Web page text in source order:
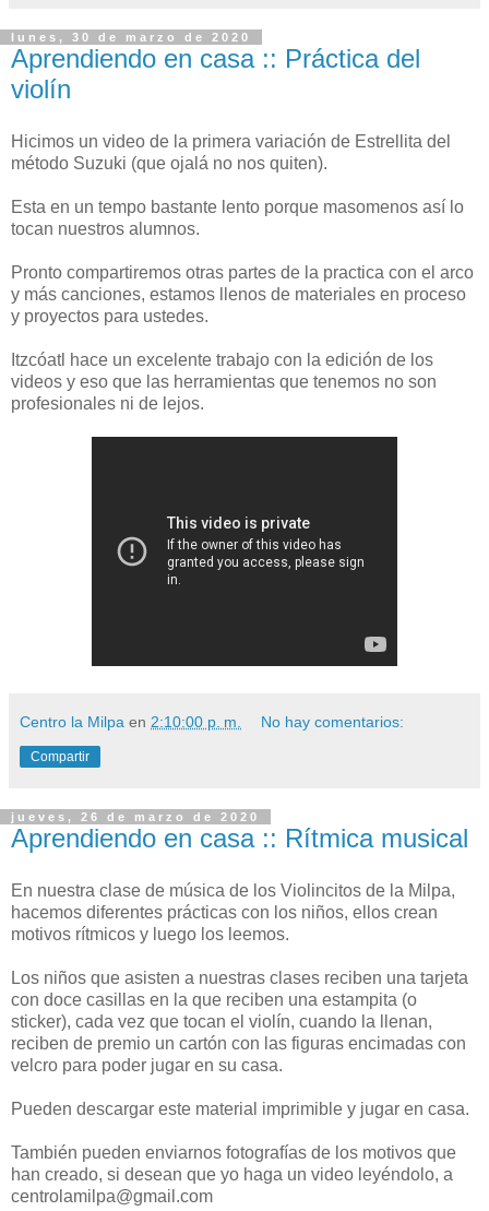
lunes, 30 de marzo de 2020
Aprendiendo en casa :: Práctica del
violín
Hicimos un video de la primera variación de Estrellita del
método Suzuki (que ojalá no nos quiten).
Esta en un tempo bastante lento porque masomenos así lo
tocan nuestros alumnos.
Pronto compartiremos otras partes de la practica con el arco
y más canciones, estamos llenos de materiales en proceso
y proyectos para ustedes.
Itzcóatl hace un excelente trabajo con la edición de los
videos y eso que las herramientas que tenemos no son
profesionales ni de lejos.
Centro la Milpa en 2:10:00 p. m. No hay comentarios:
Compartir
jueves, 26 de marzo de 2020
Aprendiendo en casa :: Rítmica musical
En nuestra clase de música de los Violincitos de la Milpa,
hacemos diferentes prácticas con los niños, ellos crean
motivos rítmicos y luego los leemos.
Los niños que asisten a nuestras clases reciben una tarjeta
con doce casillas en la que reciben una estampita (o
sticker), cada vez que tocan el violín, cuando la llenan,
reciben de premio un cartón con las figuras encimadas con
velcro para poder jugar en su casa.
Pueden descargar este material imprimible y jugar en casa.
También pueden enviarnos fotografías de los motivos que
han creado, si desean que yo haga un video leyéndolo, a
centrolamilpa@gmail.com